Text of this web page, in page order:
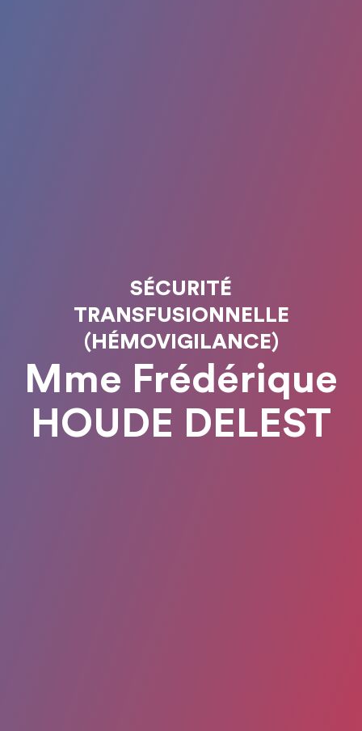
SÉCURITÉ
TRANSFUSIONNELLE
(HÉMOVIGILANCE)
Mme Frédérique
HOUDE DELEST